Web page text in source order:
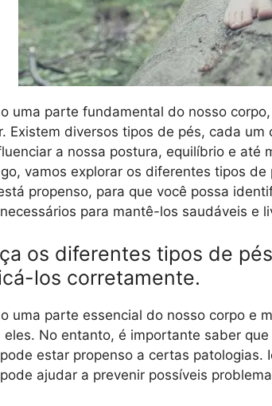
uma parte fundamental do nosso
Existem diversos tipos de pés, cada
a nossa postura, equilíbrio e até
vamos explorar os diferentes tipos
propenso, para que você possa
para mantê-los saudáveis e
os diferentes tipos de
los corretamente.
uma parte essencial do nosso corpo e
eles. No entanto, é importante saber
estar propenso a certas
ajudar a prevenir possíveis